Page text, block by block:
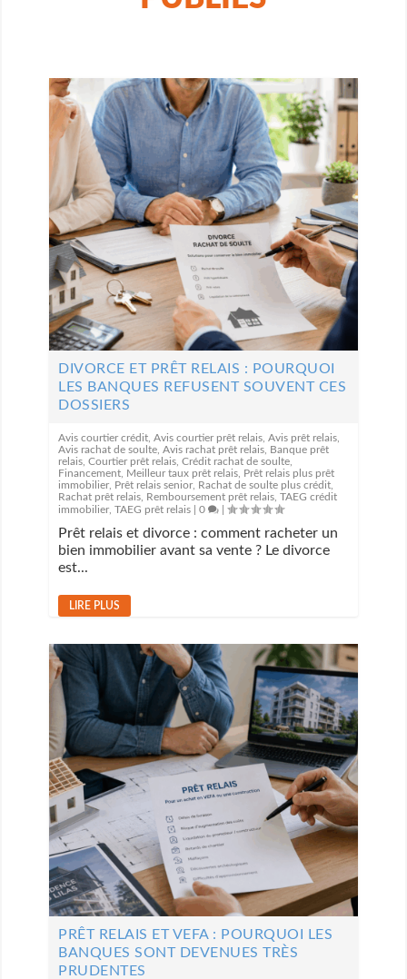
DIVORCE ET PRÊT RELAIS : POURQUOI
LES BANQUES REFUSENT SOUVENT CES
DOSSIERS
Avis courtier crédit ,Avis courtier prêt relais ,Avis prêt relais
Avis rachat de soulte ,Avis rachat prêt relais Banque prêt
relais ,Courtier prêt relais ,Crédit rachat de soulte
Financement Meilleur taux prêt relais Prêt relais plus prêt
immobilier Prêt relais senior Rachat de soulte plus crédit
Rachat prêt relais Remboursement prêt relais ,TAEG crédit
immobilier ,TAEG prêt relais |0 |
Prêt relais et divorce : comment racheter un
bien immobilier avant sa vente ? Le divorce
est...
LIRE PLUS
PRÊT RELAIS ET VEFA : POURQUOI LES
BANQUES SONT DEVENUES TRÈS
PRUDENTES